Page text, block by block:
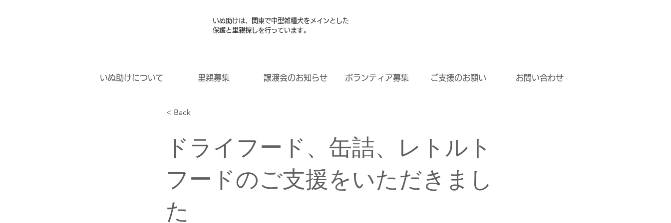
いぬ助けは、関東で中型雑種犬をメインとした
保護と里親探しを行っています。
いぬ助けについて 里親募集 譲渡会のお知らせ ボランティア募集 ご支援のお願い お問い合わせ
< Back
ドライフード、缶詰、レトルト
フードのご支援をいただきまし
た